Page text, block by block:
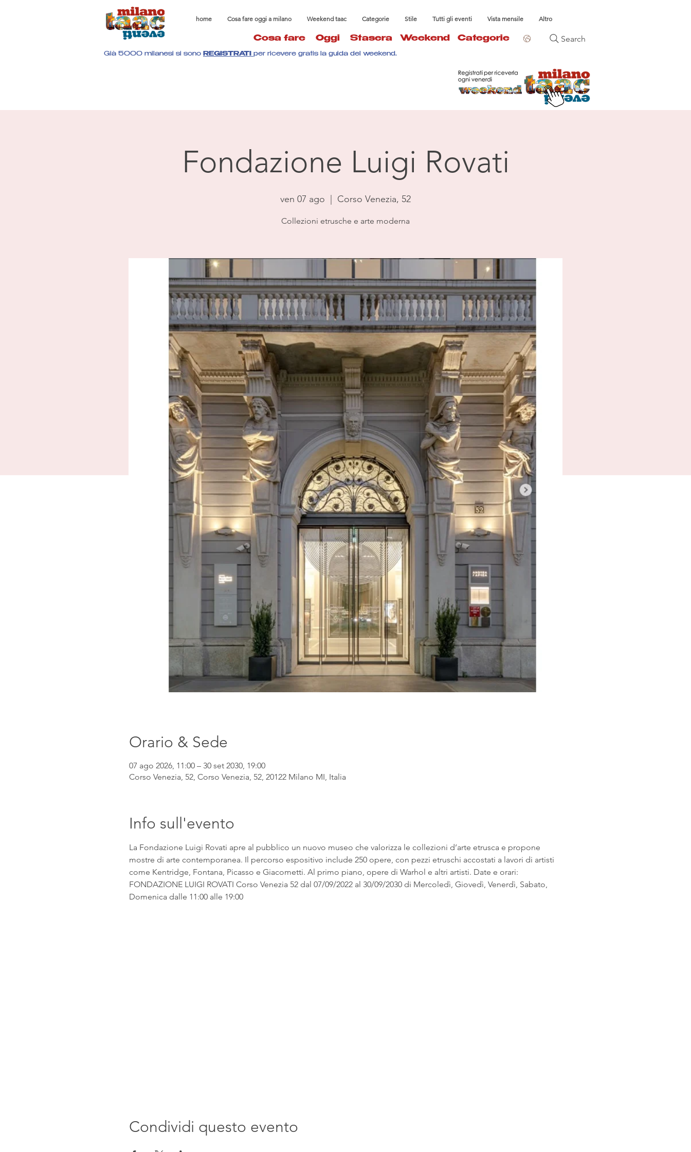
home Cosa fare oggi a milano Weekend taac Categorie Stile Tutti gli eventi Vista mensile Altro
Cosa fare Oggi Stasera Weekend Categorie Search
Già 5000 milanesi si sono REGISTRATI per ricevere gratis la guida del weekend.
Fondazione Luigi Rovati
ven 07 ago Corso Venezia, 52
Collezioni etrusche e arte moderna
Orario & Sede
07 ago 2026, 11:00 – 30 set 2030, 19:00
Corso Venezia, 52, Corso Venezia, 52, 20122 Milano MI, Italia
Info sull'evento
La Fondazione Luigi Rovati apre al pubblico un nuovo museo che valorizza le collezioni d’arte etrusca e propone
mostre di arte contemporanea. Il percorso espositivo include 250 opere, con pezzi etruschi accostati a lavori di artisti
come Kentridge, Fontana, Picasso e Giacometti. Al primo piano, opere di Warhol e altri artisti. Date e orari:
FONDAZIONE LUIGI ROVATI Corso Venezia 52 dal 07/09/2022 al 30/09/2030 di Mercoledì, Giovedì, Venerdì, Sabato,
Domenica dalle 11:00 alle 19:00
Condividi questo evento